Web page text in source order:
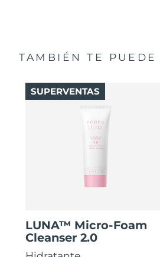
TAMBIÉN TE PUEDE
LUNA™ Micro-Foam
Cleanser 2.0
SUPERVENTAS